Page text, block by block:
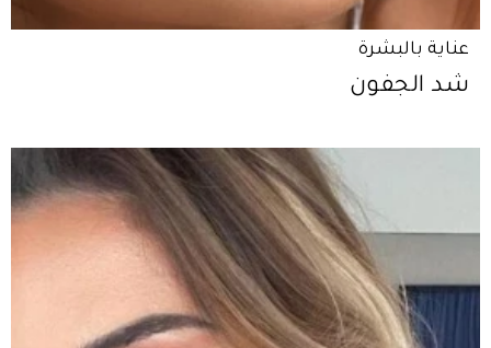
عناية بالبشرة
شد الجفون